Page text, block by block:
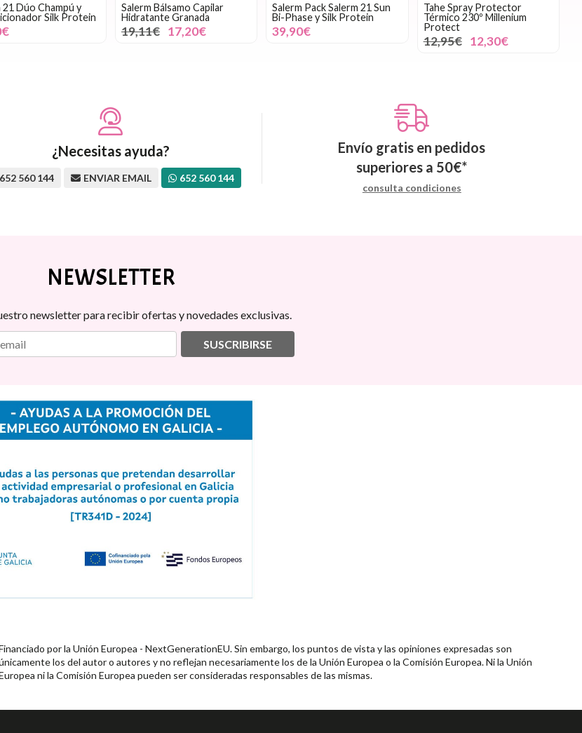
21 Dúo Champú y
Silk Protein
Salerm Bálsamo Capilar
Hidratante Granada
19,11€ 17,20€
Salerm Pack Salerm 21 Sun
Bi-Phase y Silk Protein
39,90€
Tahe Spray Protector
Térmico 230º Millenium
Protect
12,95€ 12,30€
¿Necesitas ayuda?
652 560 144 ENVIAR EMAIL 652 560 144
Envío gratis en pedidos
superiores a 50€*
consulta condiciones
NEWSLETTER
newsletter para recibir ofertas y novedades exclusivas.
SUSCRIBIRSE
por la Unión Europea - NextGenerationEU. Sin embargo, los puntos de vista y las opiniones expresadas son
los del autor o autores y no reflejan necesariamente los de la Unión Europea o la Comisión Europea. Ni la Unión
ni la Comisión Europea pueden ser consideradas responsables de las mismas.